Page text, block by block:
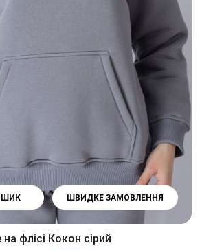
ШВИДКЕ ЗАМОВЛЕННЯ
флісі Кокон сірий